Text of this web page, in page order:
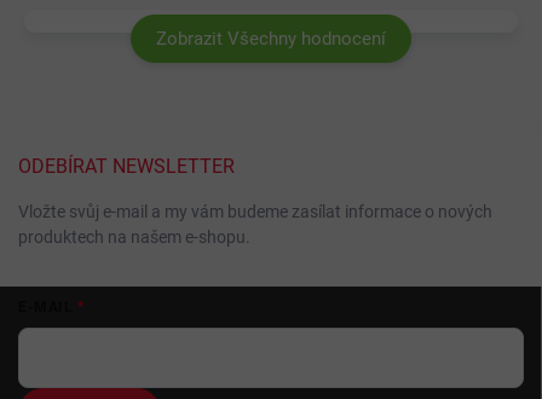
Zobrazit Všechny hodnocení
ODEBÍRAT NEWSLETTER
Vložte svůj e-mail a my vám budeme zasílat informace o nových
produktech na našem e-shopu.